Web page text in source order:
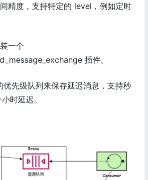
精度，支持特定的 level，例如定时
一个
插件。
优先级队列来保存延迟消息，支持秒
时延迟。